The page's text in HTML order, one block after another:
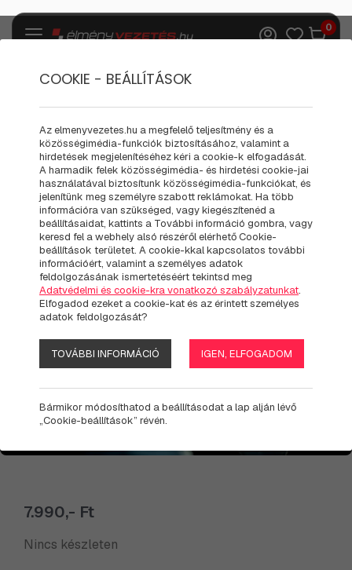
0
MUSTANG DESIGN ÁSVÁNY
KARKÖTŐ
7.990,- Ft
Nincs készleten
COOKIE - BEÁLLÍTÁSOK
Az elmenyvezetes.hu a megfelelő teljesítmény és a
közösségimédia-funkciók biztosításához, valamint a
hirdetések megjelenítéséhez kéri a cookie-k elfogadását.
A harmadik felek közösségimédia- és hirdetési cookie-jai
használatával biztosítunk közösségimédia-funkciókat, és
jelenítünk meg személyre szabott reklámokat. Ha több
információra van szükséged, vagy kiegészítenéd a
beállításaidat, kattints a További információ gombra, vagy
keresd fel a webhely alsó részéről elérhető Cookie-
beállítások területet. A cookie-kkal kapcsolatos további
információért, valamint a személyes adatok
feldolgozásának ismertetéséért tekintsd meg
Adatvédelmi és cookie-kra vonatkozó szabályzatunkat.
Elfogadod ezeket a cookie-kat és az érintett személyes
adatok feldolgozását?
TOVÁBBI INFORMÁCIÓ IGEN, ELFOGADOM
Bármikor módosíthatod a beállításodat a lap alján lévő
„Cookie-beállítások” révén.